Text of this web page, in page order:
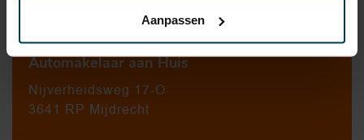
Aanpassen
Automakelaar aan Huis
Nijverheidsweg 17-O
3641 RP Mijdrecht